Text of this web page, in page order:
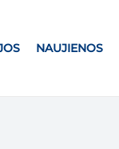
NAUJIENOS